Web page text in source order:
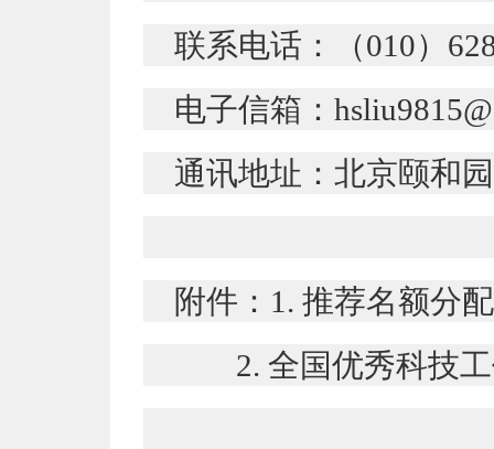
联系电话：（010）
电子信箱：
通讯地址：北京颐和
附件：1. 推荐名额分
2. 全国优秀科技工